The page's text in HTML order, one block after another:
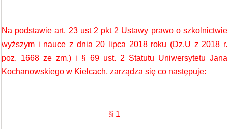
Na podstawie art. 23 ust 2 pkt 2 Ustawy prawo o szkolnictwie
wyższym i nauce z dnia 20 lipca 2018 roku (Dz.U z 2018 r.
poz. 1668 ze zm.) i § 69 ust. 2 Statutu Uniwersytetu Jana
Kochanowskiego w Kielcach, zarządza się co następuje:
§ 1